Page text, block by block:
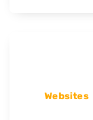
Websites